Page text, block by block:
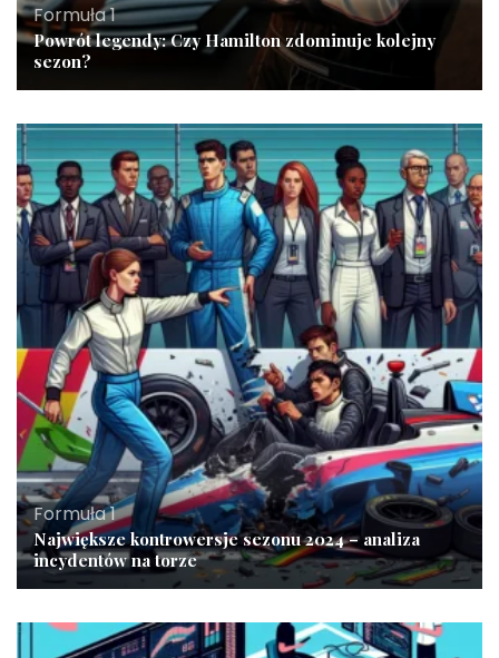
Formuła 1
Powrót legendy: Czy Hamilton zdominuje kolejny
sezon?
Formuła 1
Największe kontrowersje sezonu 2024 – analiza
incydentów na torze